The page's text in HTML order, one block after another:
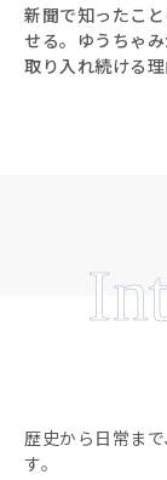
新聞で知ったこ
せる。ゆうちゃ
取り入れ続ける
歴史から日常ま
す。